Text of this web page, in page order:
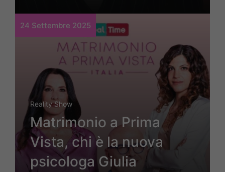
24 Settembre 2025
Reality Show
Matrimonio a Prima
Vista, chi è la nuova
psicologa Giulia